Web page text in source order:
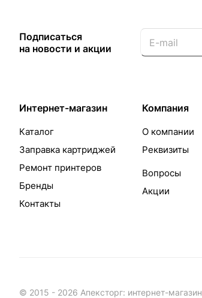
Подписаться
на новости и акции
Интернет-магазин
Каталог
Заправка картриджей
Ремонт принтеров
Бренды
Контакты
Компания
О компании
Реквизиты
Вопросы
Акции
© 2015 - 2026 Апексторг: интернет-